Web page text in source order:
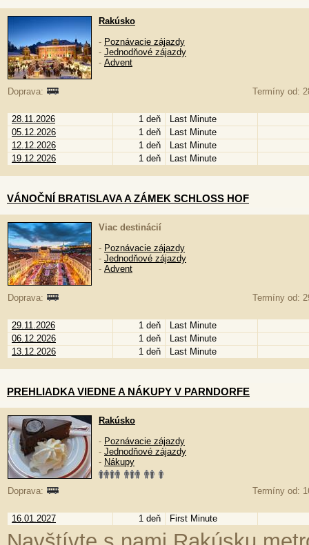
Rakúsko
- Poznávacie zájazdy
- Jednodňové zájazdy
- Advent
Doprava: Termíny od:
28.11.2026 1 deň
Last Minute
05.12.2026
1 deň
Last Minute
12.12.2026
1 deň
Last Minute
19.12.2026
1 deň Last Minute
VÁNOČNÍ BRATISLAVA A ZÁMEK SCHLOSS HOF
Viac destinácií
- Poznávacie zájazdy
- Jednodňové zájazdy
- Advent
Doprava: Termíny od:
29.11.2026 1 deň
Last Minute
06.12.2026
1 deň
Last Minute
13.12.2026
1 deň Last Minute
PREHLIADKA VIEDNE A NÁKUPY V PARNDORFE
Rakúsko
- Poznávacie zájazdy
- Jednodňové zájazdy
- Nákupy
Doprava: Termíny od:
16.01.2027 1 deň First Minute